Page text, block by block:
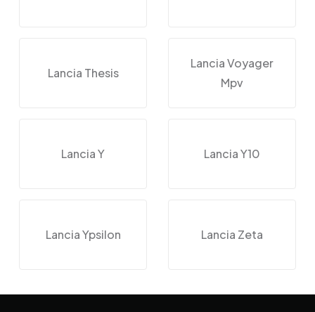
Lancia Thesis
Lancia Voyager
Mpv
Lancia Y Lancia Y10
Lancia Ypsilon Lancia Zeta